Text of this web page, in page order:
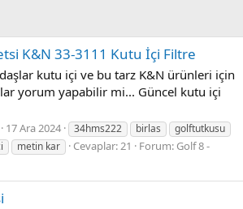
K&N 33-3111 Kutu İçi Filtre
kutu içi ve bu tarz K&N ürünleri için
yorum yapabilir mi... Güncel kutu içi
17 Ara 2024 34hms222 birlas
golftutkusu
metin kar Cevaplar: 21 Forum: Golf 8 -